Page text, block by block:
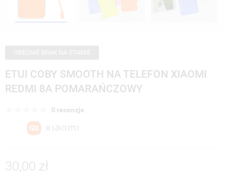
ETUI COBY SMOOTH NA TELEFON XIAOMI
REDMI 8A POMARAŃCZOWY
0 recenzje
30,00 zł